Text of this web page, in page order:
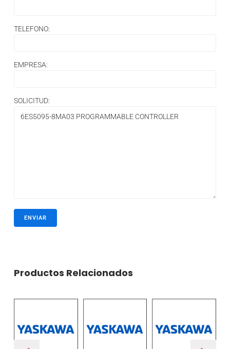
TELEFONO:
EMPRESA:
SOLICITUD:
Productos Relacionados